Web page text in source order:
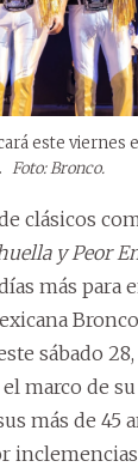
este viernes
Foto: Bronco.
clásicos
y Peor
más para
sábado
marco de
más de 45